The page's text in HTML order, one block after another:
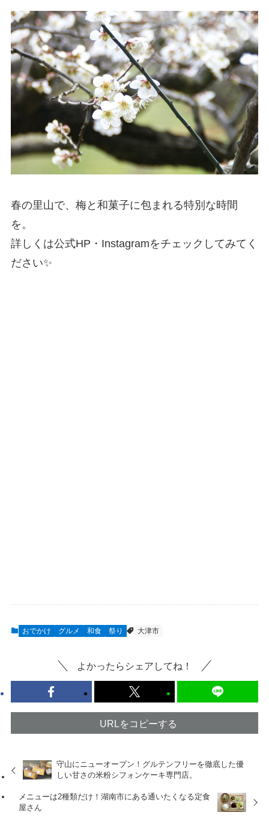
春の里山で、梅と和菓子に包まれる特別な時間
を。
詳しくは公式HP・Instagramをチェックしてみてく
ださい✨
おでかけ グルメ 和食 祭り 大津市
よかったらシェアしてね！
URLをコピーする
守山にニューオープン！グルテンフリーを徹底した優
しい甘さの米粉シフォンケーキ専門店。
メニューは2種類だけ！湖南市にある通いたくなる定食
屋さん